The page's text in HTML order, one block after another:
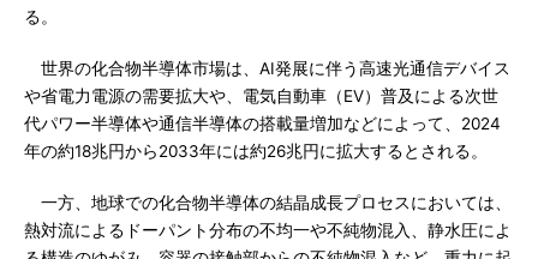
る。
世界の化合物半導体市場は、AI発展に伴う高速光通信デバイス
や省電力電源の需要拡大や、電気自動車（EV）普及による次世
代パワー半導体や通信半導体の搭載量増加などによって、2024
年の約18兆円から2033年には約26兆円に拡大するとされる。
一方、地球での化合物半導体の結晶成長プロセスにおいては、
熱対流によるドーパント分布の不均一や不純物混入、静水圧によ